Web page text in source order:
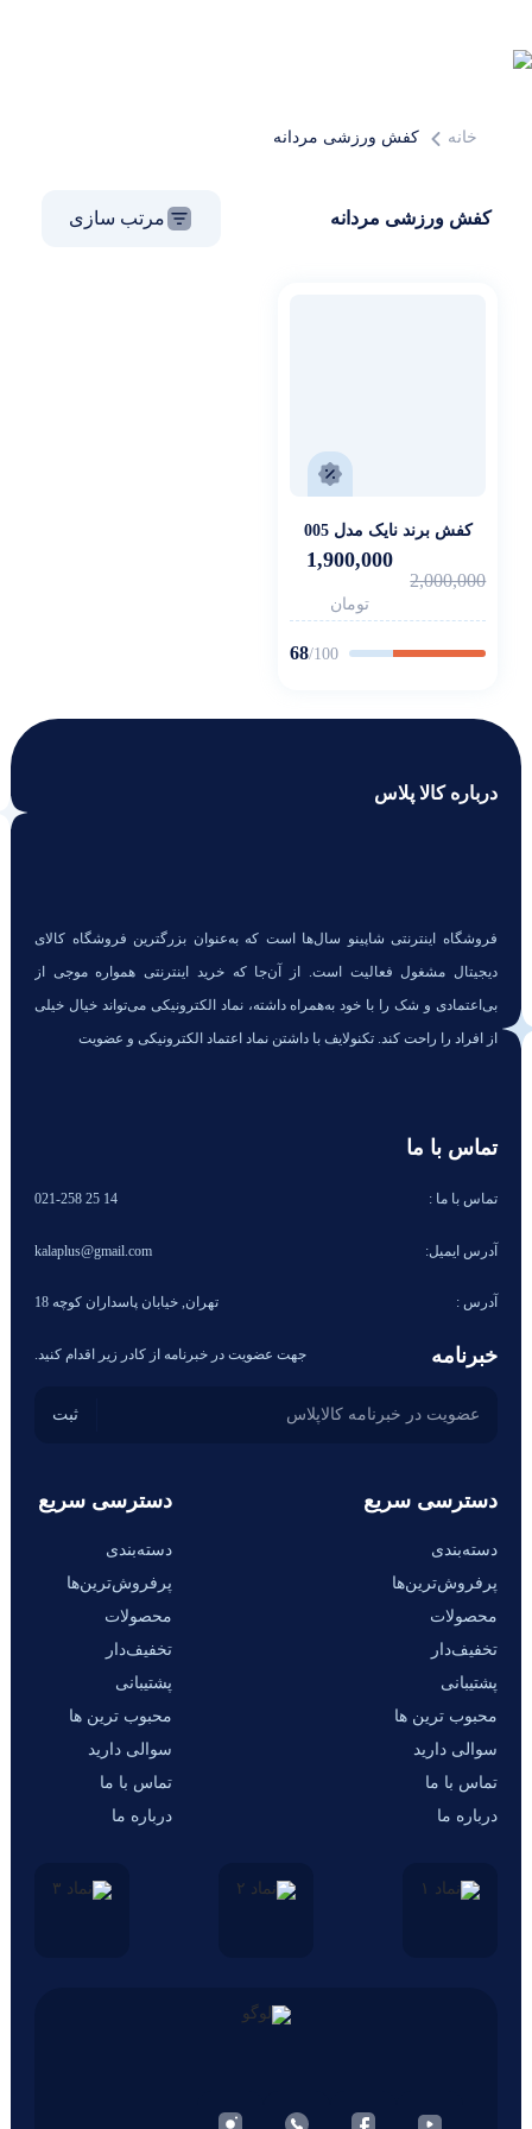
خانه کفش ورزشی مردانه
کفش ورزشی مردانه مرتب سازی
کفش برند نایک مدل 005
2,000,000
1,900,000
تومان
68/100
درباره کالا پلاس
فروشگاه اینترنتی شاپینو سال‌ها است که به‌عنوان بزرگترین فروشگاه کالای
دیجیتال مشغول فعالیت است. از آن‌جا که خرید اینترنتی همواره موجی از
بی‌اعتمادی و شک را با خود به‌همراه داشته، نماد الکترونیکی می‌تواند خیال خیلی
از افراد را راحت کند. تکنولایف با داشتن نماد اعتماد الکترونیکی و عضویت
دسترسی سریع
دسته‌بندی
پرفروش‌ترین‌ها
محصولات
تخفیف‌دار
پشتیبانی
محبوب ترین ها
سوالی دارید
تماس با ما
درباره ما
تماس با ما
تماس با ما : 14 25 021-258
آدرس ایمیل: kalaplus@gmail.com
آدرس : تهران, خیابان پاسداران کوچه 18
خبرنامه جهت عضویت در خبرنامه از کادر زیر اقدام کنید.
دسترسی سریع
دسته‌بندی
پرفروش‌ترین‌ها
محصولات
تخفیف‌دار
پشتیبانی
محبوب ترین ها
سوالی دارید
تماس با ما
درباره ما